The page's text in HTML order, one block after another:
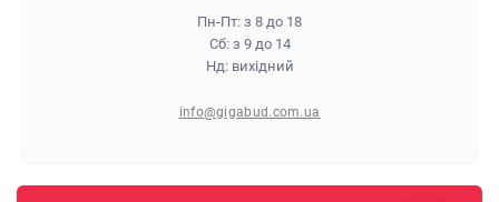
Гарантія та повернення
Політика конфіденційності
Пн-Пт: з 8 до 18
Сб: з 9 до 14
Нд: вихідний
info@gigabud.com.ua